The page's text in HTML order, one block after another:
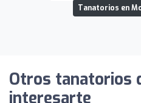
Tanatorios en
Otros tanatorios
interesarte